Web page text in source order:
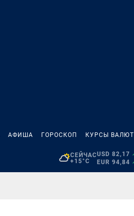
АФИША ГОРОСКОП КУРСЫ ВАЛЮТ
СЕЙЧАС
+15°C
USD 82,17
EUR 94,84